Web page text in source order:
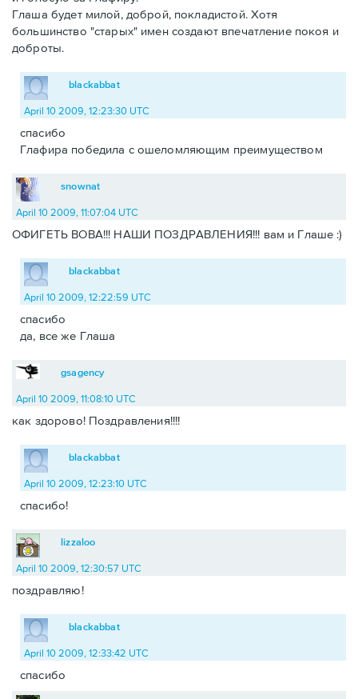
Глаша будет милой, доброй, покладистой. Хотя
большинство "старых" имен создают впечатление покоя и
доброты.
blackabbat
April 10 2009, 12:23:30 UTC
спасибо
Глафира победила с ошеломляющим преимуществом
snownat
April 10 2009, 11:07:04 UTC
ОФИГЕТЬ ВОВА!!! НАШИ ПОЗДРАВЛЕНИЯ!!! вам и Глаше :)
blackabbat
April 10 2009, 12:22:59 UTC
спасибо
да, все же Глаша
gsagency
April 10 2009, 11:08:10 UTC
как здорово! Поздравления!!!!
blackabbat
April 10 2009, 12:23:10 UTC
спасибо!
lizzaloo
April 10 2009, 12:30:57 UTC
поздравляю!
blackabbat
April 10 2009, 12:33:42 UTC
спасибо